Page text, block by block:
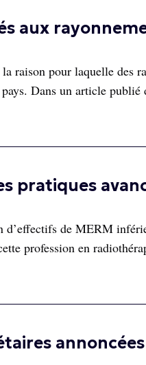
aux
raison pour laquelle des
Dans un article publié
pratiques
de MERM
profession en